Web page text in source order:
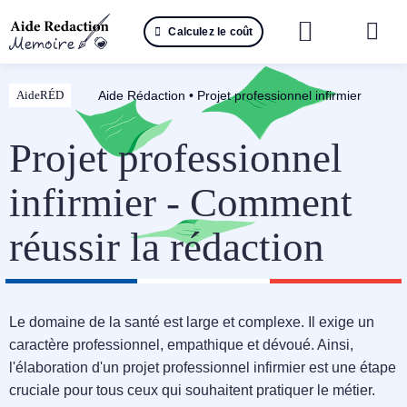
au
contenu
Calculez le coût
📝
📝
AideRÉD Aide Rédaction • Projet professionnel infirmier
Projet professionnel
infirmier - Comment
réussir la rédaction
Le domaine de la santé est large et complexe. Il exige un
caractère professionnel, empathique et dévoué. Ainsi,
l'élaboration d'un projet professionnel infirmier est une étape
cruciale pour tous ceux qui souhaitent pratiquer le métier.